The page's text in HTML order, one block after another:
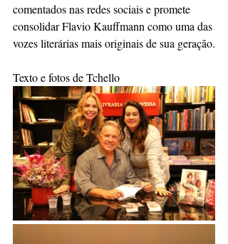
comentados nas redes sociais e promete
consolidar Flavio Kauffmann como uma das
vozes literárias mais originais de sua geração.
Texto e fotos de Tchello